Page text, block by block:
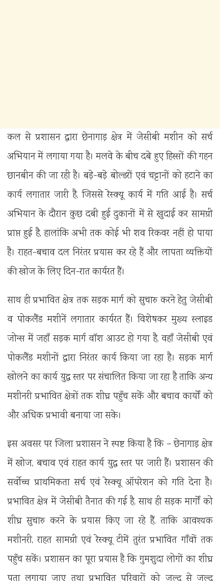
कल से प्रशासन द्वारा छेनागाड़ क्षेत्र में जेसीबी मशीन को सर्च
अभियान में लगाया गया है। मलवे के बीच दबे हुए हिस्सों की गहन
छानबीन की जा रही है। बड़े-बड़े बोल्डरों एवं चट्टानों को हटाने का
कार्य लगातार जारी है, जिससे रेस्क्यू कार्य में गति आई है। सर्च
अभियान के दौरान कुछ दबी हुई दुकानों में से खुदाई कर सामग्री
प्राप्त हुई है, हालांकि अभी तक कोई भी शव रिकवर नहीं हो पाया
है। राहत-बचाव दल निरंतर प्रयास कर रहे हैं और लापता व्यक्तियों
की खोज के लिए दिन-रात कार्यरत हैं।
साथ ही प्रभावित क्षेत्र तक सड़क मार्ग को सुचारु करने हेतु जेसीबी
व पोकलैंड मशीनें लगातार कार्यरत हैं। विशेषकर मुख्य स्लाइड
जोन्स में जहाँ सड़क मार्ग वॉश आउट हो गया है, वहाँ जेसीबी एवं
पोकलैंड मशीनों द्वारा निरंतर कार्य किया जा रहा है। सड़क मार्ग
खोलने का कार्य युद्ध स्तर पर संचालित किया जा रहा है ताकि अन्य
मशीनरी प्रभावित क्षेत्रों तक शीघ्र पहुँच सकें और बचाव कार्यों को
और अधिक प्रभावी बनाया जा सके।
इस अवसर पर जिला प्रशासन ने स्पष्ट किया है कि – छेनागाड़ क्षेत्र
में खोज, बचाव एवं राहत कार्य युद्ध स्तर पर जारी हैं। प्रशासन की
सर्वोच्च प्राथमिकता सर्च एवं रेस्क्यू ऑपरेशन को गति देना है।
प्रभावित क्षेत्र में जेसीबी तैनात की गई है, साथ ही सड़क मार्गों को
शीघ्र सुचारु करने के प्रयास किए जा रहे हैं, ताकि आवश्यक
मशीनरी, राहत सामग्री एवं रेस्क्यू टीमें तुरंत प्रभावित गाँवों तक
पहुँच सकें। प्रशासन का पूरा प्रयास है कि गुमशुदा लोगों का शीघ्र